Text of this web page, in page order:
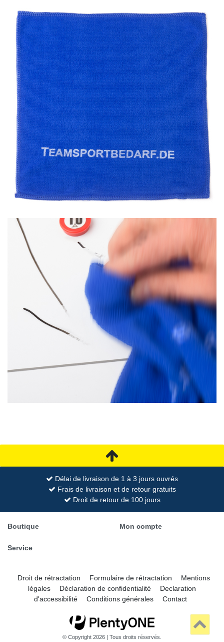
Délai de livraison de 1 à 3 jours ouvrés
Frais de livraison et de retour gratuits
Droit de retour de 100 jours
Boutique Mon compte
Service
Droit de rétractation Formulaire de rétractation
Mentions
légales
Déclaration de confidentialité
Declaration
d'accessibilité
Conditions générales Contact
© Copyright 2026 | Tous droits réservés.